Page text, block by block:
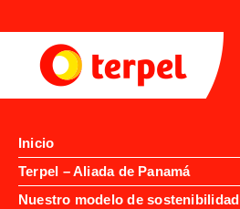
Inicio
Terpel – Aliada de Panamá
Nuestro modelo de sostenibilidad